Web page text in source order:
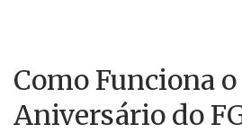
Como Funciona o
Aniversário do